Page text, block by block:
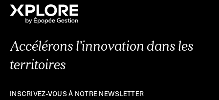
Accélérons l’innovation dans les
territoires
INSCRIVEZ-VOUS À NOTRE NEWSLETTER